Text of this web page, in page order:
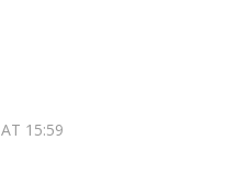
15:59